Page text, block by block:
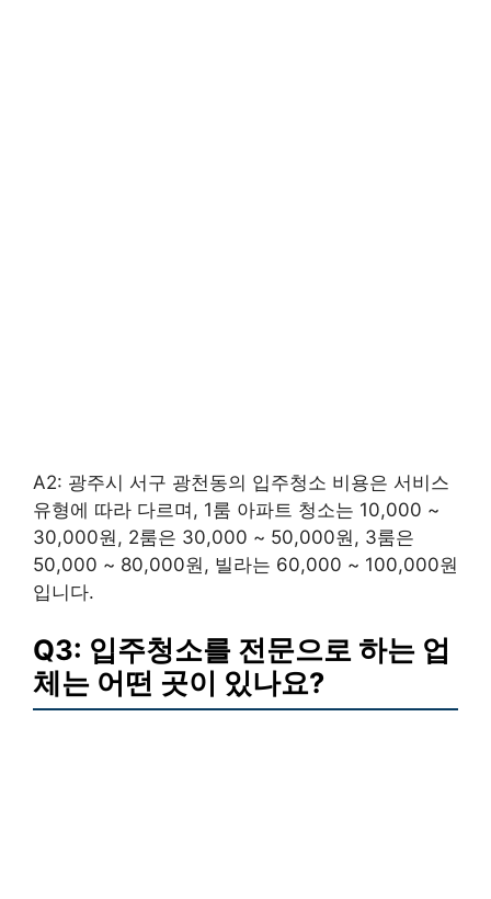
A2: 광주시 서구 광천동의 입주청소 비용은 서비스
유형에 따라 다르며, 1룸 아파트 청소는 10,000 ~
30,000원, 2룸은 30,000 ~ 50,000원, 3룸은
50,000 ~ 80,000원, 빌라는 60,000 ~ 100,000원
입니다.
Q3: 입주청소를 전문으로 하는 업
체는 어떤 곳이 있나요?